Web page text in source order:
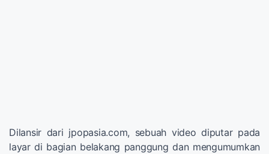
Dilansir dari jpopasia.com, sebuah video diputar pada
layar di bagian belakang panggung dan mengumumkan